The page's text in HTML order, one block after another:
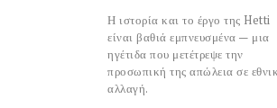
Η ιστορία και το έργο της Hetti
είναι βαθιά εμπνευσμένα — μια
ηγέτιδα που μετέτρεψε την
προσωπική της απώλεια σε
αλλαγή.